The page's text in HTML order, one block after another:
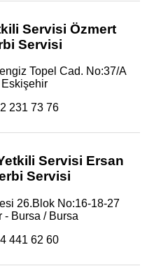
Servisi Özmert
Servisi
Topel Cad. No:37/A
231 73 76
Servisi Ersan
Servisi
26.Blok No:16-18-27
- Bursa / Bursa
441 62 60